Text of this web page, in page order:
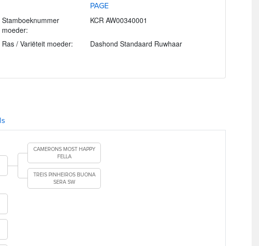
PAGE
Stamboeknummer
moeder:
KCR AW00340001
Ras / Variëteit moeder: Dashond Standaard Ruwhaar
CAMERONS MOST HAPPY
FELLA
TREIS PINHEIROS BUONA
SERA SW